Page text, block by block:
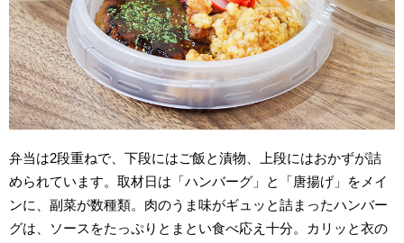
弁当は2段重ねで、下段にはご飯と漬物、上段にはおかずが詰
められています。取材日は「ハンバーグ」と「唐揚げ」をメイ
ンに、副菜が数種類。肉のうま味がギュッと詰まったハンバー
グは、ソースをたっぷりとまとい食べ応え十分。カリッと衣の